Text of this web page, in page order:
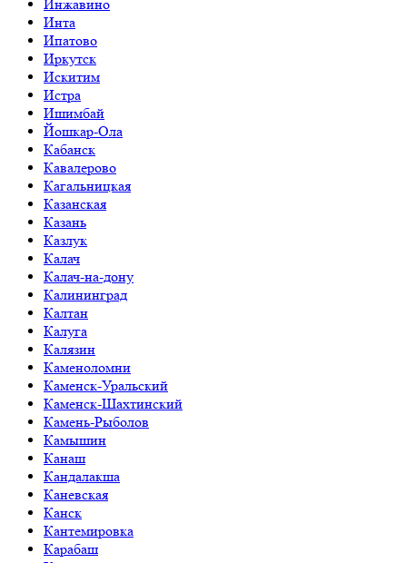
Инжавино
Инта
Ипатово
Иркутск
Искитим
Истра
Ишимбай
Йошкар-Ола
Кабанск
Кавалерово
Кагальницкая
Казанская
Казань
Казлук
Калач
Калач-на-дону
Калининград
Калтан
Калуга
Калязин
Каменоломни
Каменск-Уральский
Каменск-Шахтинский
Камень-Рыболов
Камышин
Канаш
Кандалакша
Каневская
Канск
Кантемировка
Карабаш